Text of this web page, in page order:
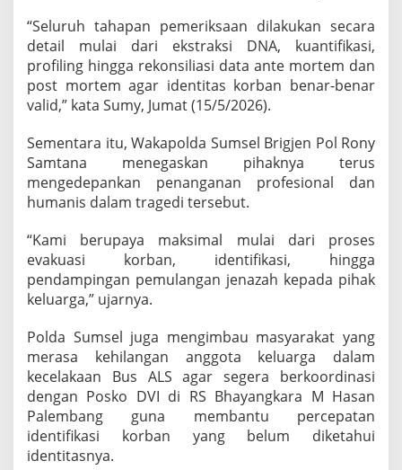
“Seluruh tahapan pemeriksaan dilakukan secara
detail mulai dari ekstraksi DNA, kuantifikasi,
profiling hingga rekonsiliasi data ante mortem dan
post mortem agar identitas korban benar-benar
valid,” kata Sumy, Jumat (15/5/2026).
Sementara itu, Wakapolda Sumsel Brigjen Pol Rony
Samtana menegaskan pihaknya terus
mengedepankan penanganan profesional dan
humanis dalam tragedi tersebut.
“Kami berupaya maksimal mulai dari proses
evakuasi korban, identifikasi, hingga
pendampingan pemulangan jenazah kepada pihak
keluarga,” ujarnya.
Polda Sumsel juga mengimbau masyarakat yang
merasa kehilangan anggota keluarga dalam
kecelakaan Bus ALS agar segera berkoordinasi
dengan Posko DVI di RS Bhayangkara M Hasan
Palembang guna membantu percepatan
identifikasi korban yang belum diketahui
identitasnya.